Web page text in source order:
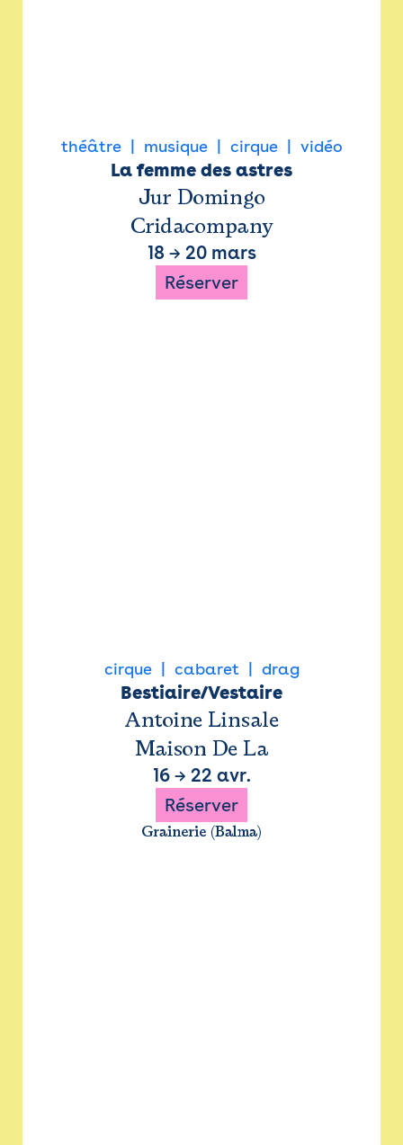
théâtre musique cirque vidéo
La femme des astres
Jur Domingo
Cridacompany
18 → 20 mars
Réserver
cirque cabaret drag
Bestiaire/Vestaire
Antoine Linsale
Maison De La
16→ 22 avr.
Réserver
Grainerie (Balma)